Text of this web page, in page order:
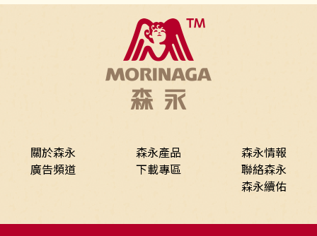
關於森永 森永產品
森永情報
廣告頻道
下載專區
聯絡森永
森永續佑